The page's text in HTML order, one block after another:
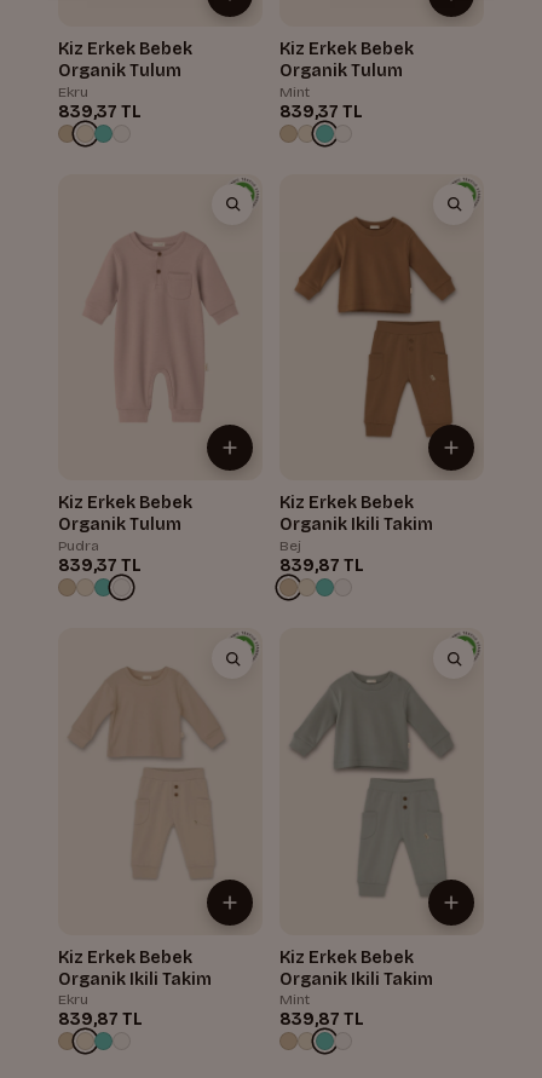
Kiz Erkek Bebek
Organik Tulum
Ekru
839,37 TL
Kiz Erkek Bebek
Organik Tulum
Mint
839,37 TL
Kiz Erkek Bebek
Organik Tulum
Pudra
839,37 TL
Kiz Erkek Bebek
Organik Ikili Takim
Bej
839,87 TL
Kiz Erkek Bebek
Organik Ikili Takim
Ekru
839,87 TL
Kiz Erkek Bebek
Organik Ikili Takim
Mint
839,87 TL